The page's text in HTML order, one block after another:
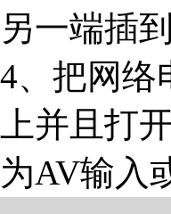
另一端插
4、把网络
上并且打
为AV输入